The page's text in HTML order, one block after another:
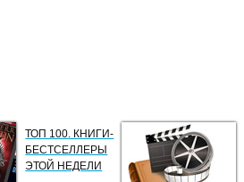
ТОП 100. КНИГИ-
БЕСТСЕЛЛЕРЫ
ЭТОЙ НЕДЕЛИ